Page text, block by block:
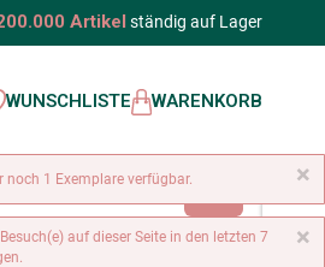
Artikel ständig auf Lager
WUNSCHLISTE WARENKORB
×
noch 1 Exemplare verfügbar.
×
auf dieser Seite in den letzten 7